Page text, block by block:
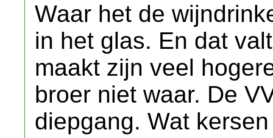
Waar het de
in het glas. En dat
maakt zijn veel
broer niet waar. De
diepgang. Wat